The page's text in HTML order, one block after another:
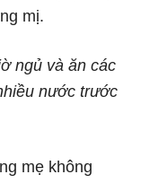
mị.
ngủ và ăn các
nước trước
mẹ không